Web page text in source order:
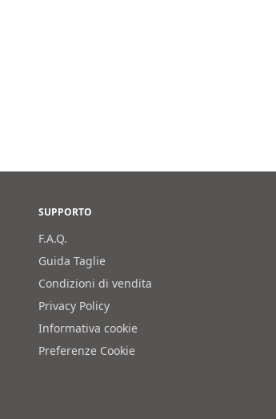
SUPPORTO
F.A.Q.
Guida Taglie
Condizioni di vendita
Privacy Policy
Informativa cookie
Preferenze Cookie